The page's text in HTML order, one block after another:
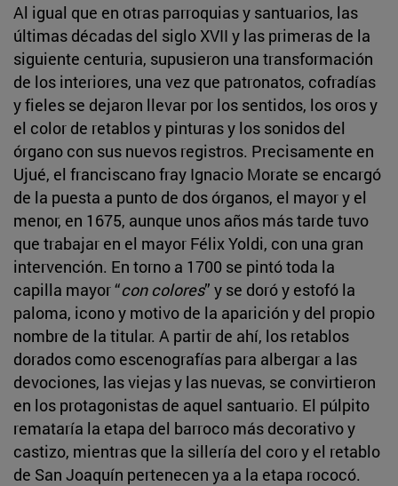
Al igual que en otras parroquias y santuarios, las
últimas décadas del siglo XVII y las primeras de la
siguiente centuria, supusieron una transformación
de los interiores, una vez que patronatos, cofradías
y fieles se dejaron llevar por los sentidos, los oros y
el color de retablos y pinturas y los sonidos del
órgano con sus nuevos registros. Precisamente en
Ujué, el franciscano fray Ignacio Morate se encargó
de la puesta a punto de dos órganos, el mayor y el
menor, en 1675, aunque unos años más tarde tuvo
que trabajar en el mayor Félix Yoldi, con una gran
intervención. En torno a 1700 se pintó toda la
capilla mayor “con colores” y se doró y estofó la
paloma, icono y motivo de la aparición y del propio
nombre de la titular. A partir de ahí, los retablos
dorados como escenografías para albergar a las
devociones, las viejas y las nuevas, se convirtieron
en los protagonistas de aquel santuario. El púlpito
remataría la etapa del barroco más decorativo y
castizo, mientras que la sillería del coro y el retablo
de San Joaquín pertenecen ya a la etapa rococó.